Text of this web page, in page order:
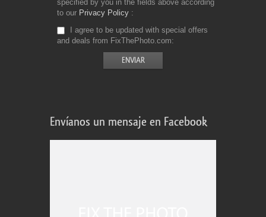
specified by you in the fields above according
to our Privacy Policy
I agree to be updated with special offers
and deals from FixThePhoto.com
Envíanos un mensaje en Facebook